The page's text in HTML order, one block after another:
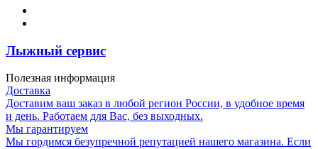
Лыжный сервис
Полезная информация
Доставка
Доставим ваш заказ в любой регион России, в удобное время
и день. Работаем для Вас, без выходных.
Мы гарантируем
Мы гордимся безупречной репутацией нашего магазина. Если